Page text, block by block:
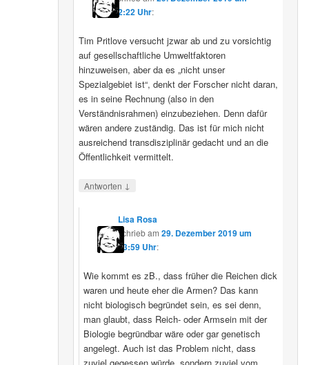
12:22 Uhr:
Tim Pritlove versucht jzwar ab und zu vorsichtig
auf gesellschaftliche Umweltfaktoren
hinzuweisen, aber da es „nicht unser
Spezialgebiet ist“, denkt der Forscher nicht daran,
es in seine Rechnung (also in den
Verständnisrahmen) einzubeziehen. Denn dafür
wären andere zuständig. Das ist für mich nicht
ausreichend transdisziplinär gedacht und an die
Öffentlichkeit vermittelt.
Antworten ↓
Lisa Rosa
schriebam29. Dezember 2019 um
13:59 Uhr:
Wie kommt es zB., dass früher die Reichen dick
waren und heute eher die Armen? Das kann
nicht biologisch begründet sein, es sei denn,
man glaubt, dass Reich- oder Armsein mit der
Biologie begründbar wäre oder gar genetisch
angelegt. Auch ist das Problem nicht, dass